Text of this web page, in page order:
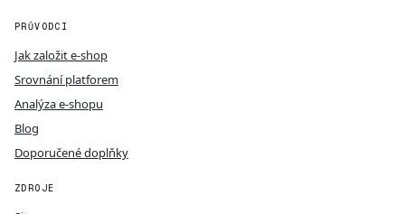
PRŮVODCI
Jak založit e-shop
Srovnání platforem
Analýza e-shopu
Blog
Doporučené doplňky
ZDROJE